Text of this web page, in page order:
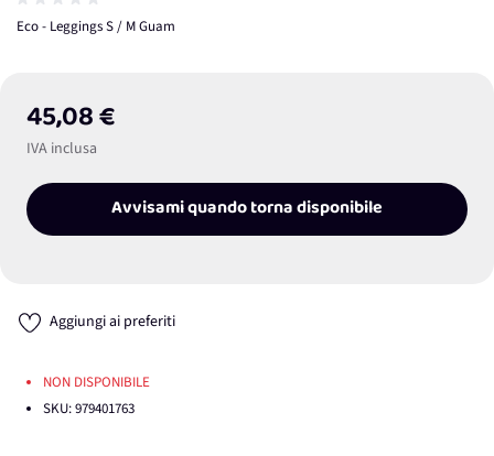
Eco - Leggings S / M Guam
45,08 €
IVA inclusa
Avvisami quando torna disponibile
Aggiungi ai preferiti
NON DISPONIBILE
SKU:979401763